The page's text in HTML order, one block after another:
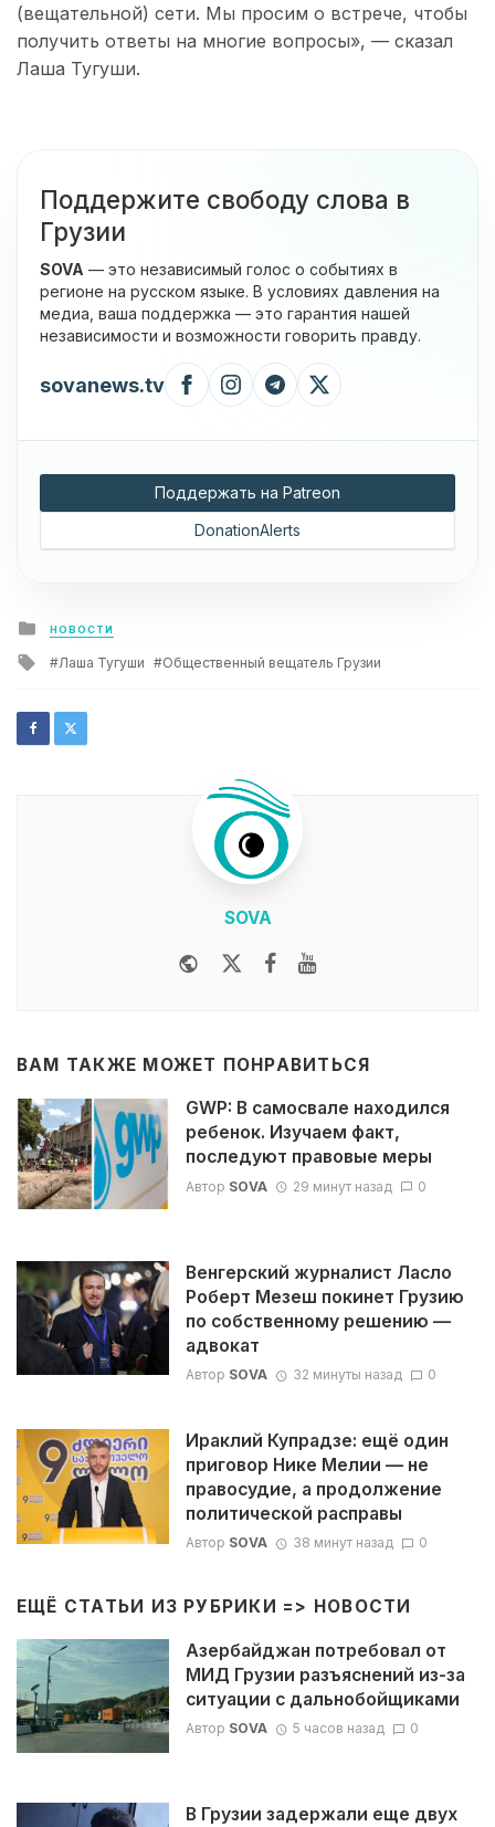
(вещательной) сети. Мы просим о встрече, чтобы
получить ответы на многие вопросы», — сказал
Лаша Тугуши.
Поддержите свободу слова в
Грузии
SOVA — это независимый голос о событиях в
регионе на русском языке. В условиях давления на
медиа, ваша поддержка — это гарантия нашей
независимости и возможности говорить правду.
sovanews.tv
Поддержать на Patreon
DonationAlerts
Posted
in
НОВОСТИ
Tagged
Лаша Тугуши Общественный вещатель Грузии
SOVA
WebsiteTwitterFacebook
ВАМ ТАКЖЕ МОЖЕТ ПОНРАВИТЬСЯ
GWP: В самосвале находился
ребенок. Изучаем факт,
последуют правовые меры
Автор SOVA 29 минут назад 0
Венгерский журналист Ласло
Роберт Мезеш покинет Грузию
по собственному решению —
адвокат
Автор SOVA 32 минуты назад 0
Ираклий Купрадзе: ещё один
приговор Нике Мелии — не
правосудие, а продолжение
политической расправы
Автор SOVA 38 минут назад 0
ЕЩЁ СТАТЬИ ИЗ РУБРИКИ => НОВОСТИ
Азербайджан потребовал от
МИД Грузии разъяснений из-за
ситуации с дальнобойщиками
Автор SOVA 5 часов назад 0
В Грузии задержали еще двух